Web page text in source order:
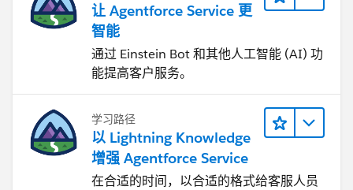
让 Agentforce Service 更
智能
通过 Einstein Bot 和其他人工智能 (AI) 功
能提高客户服务。
学习路径
以 Lightning Knowledge
增强 Agentforce Service
在合适的时间，以合适的格式给客服人员